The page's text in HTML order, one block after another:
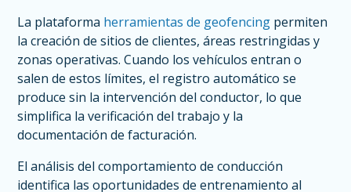
La plataforma herramientas de geofencing permiten
la creación de sitios de clientes, áreas restringidas y
zonas operativas. Cuando los vehículos entran o
salen de estos límites, el registro automático se
produce sin la intervención del conductor, lo que
simplifica la verificación del trabajo y la
documentación de facturación.
El análisis del comportamiento de conducción
identifica las oportunidades de entrenamiento al